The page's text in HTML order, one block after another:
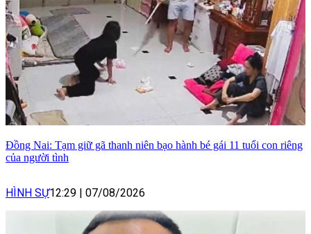
Đồng Nai: Tạm giữ gã thanh niên bạo hành bé gái 11 tuổi con riêng
của người tình
HÌNH SỰ12:29 | 07/08/2026